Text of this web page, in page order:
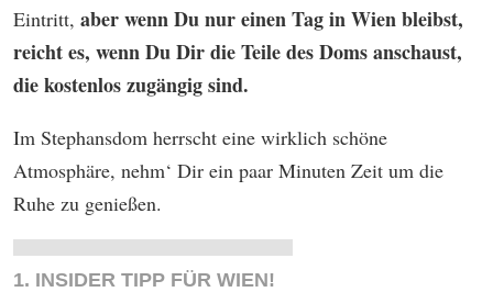
Eintritt, aber wenn Du nur einen Tag in Wien bleibst,
reicht es, wenn Du Dir die Teile des Doms anschaust,
die kostenlos zugängig sind.
Im Stephansdom herrscht eine wirklich schöne
Atmosphäre, nehm‘ Dir ein paar Minuten Zeit um die
Ruhe zu genießen.
1. INSIDER TIPP FÜR WIEN!